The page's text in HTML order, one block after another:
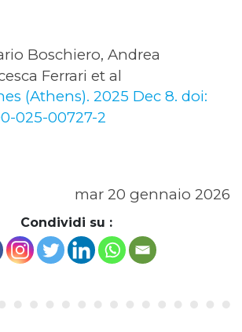
Boschiero, Andrea
Ferrari et al
(Athens). 2025 Dec 8. doi:
025-00727-2
mar 20 gennaio 2026
Condividi su :